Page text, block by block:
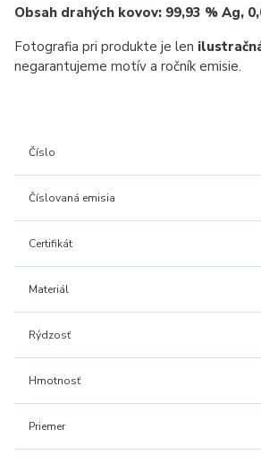
Obsah drahých kovov: 99,93 % Ag,
Fotografia pri produkte je len
negarantujeme motív a ročník emisie.
Číslo
Číslovaná emisia
Certifikát
Materiál
Rýdzosť
Hmotnosť
Priemer